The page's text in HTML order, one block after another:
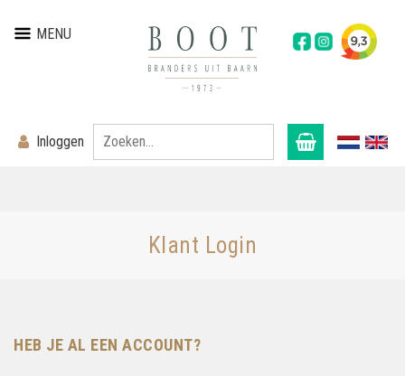
MENU
Inloggen
Klant Login
HEB JE AL EEN ACCOUNT?